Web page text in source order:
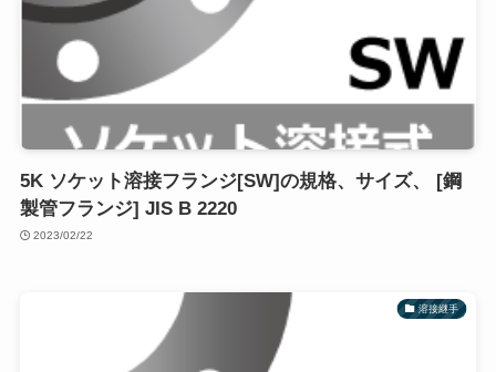
5K ソケット溶接フランジ[SW]の規格、サイズ、 [鋼
製管フランジ] JIS B 2220
2023/02/22
溶接継手